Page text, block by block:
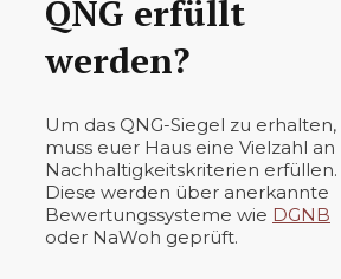
QNG erfüllt
werden?
Um das QNG-Siegel zu erhalten,
muss euer Haus eine Vielzahl an
Nachhaltigkeitskriterien erfüllen.
Diese werden über anerkannte
Bewertungssysteme wie DGNB
oder NaWoh geprüft.